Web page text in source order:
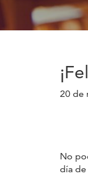
20 de
No
día de